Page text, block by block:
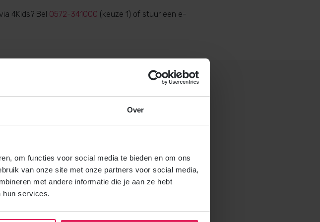
Over
om functies voor social media te bieden en om ons
van onze site met onze partners voor social media,
met andere informatie die je aan ze hebt
hun services.
4Kids? Bel 0572-341000 (keuze 1) of stuur een e-
over gastouderopvang via gastouderbureau 4Kids?
en vrijblijvend de 4Kids brochure voor gastouders aan
aanvragen